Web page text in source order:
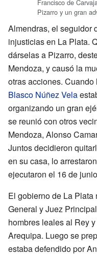
Francisco de
Pizarro y un gran
Almendras, el seguidor
injusticias en La Plata.
dárselas a Pizarro,
Mendoza, y causó la
otras acciones.
Blasco Núñez Vela
organizando un gran
se reunió con otros
Mendoza, Alonso
Juntos decidieron
en su casa, lo
ejecutaron el 16 de
El gobierno de La
General y Juez
hombres leales al Rey
Arequipa. Luego se
estaba defendido por